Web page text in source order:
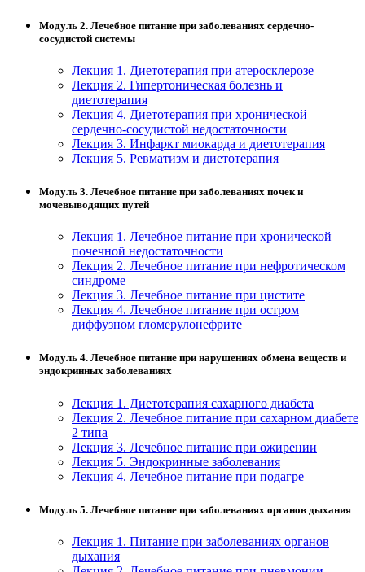
Подготовка к периодической
Основные Услуги
Дополнительные Услуги
Модуль 2. Лечебное питание при заболеваниях сердечно-
сосудистой системы
Лекция 1. Диетотерапия при атеросклерозе
Лекция 2. Гипертоническая болезнь и
диетотерапия
Лекция 4. Диетотерапия при хронической
сердечно-сосудистой недостаточности
Лекция 3. Инфаркт миокарда и диетотерапия
Лекция 5. Ревматизм и диетотерапия
Модуль 3. Лечебное питание при заболеваниях почек и
мочевыводящих путей
Лекция 1. Лечебное питание при хронической
почечной недостаточности
Лекция 2. Лечебное питание при нефротическом
синдроме
Лекция 3. Лечебное питание при цистите
Лекция 4. Лечебное питание при остром
диффузном гломерулонефрите
Модуль 4. Лечебное питание при нарушениях обмена веществ и
эндокринных заболеваниях
Лекция 1. Диетотерапия сахарного диабета
Лекция 2. Лечебное питание при сахарном диабете
2 типа
Лекция 3. Лечебное питание при ожирении
Лекция 5. Эндокринные заболевания
Лекция 4. Лечебное питание при подагре
Модуль 5. Лечебное питание при заболеваниях органов дыхания
Лекция 1. Питание при заболеваниях органов
дыхания